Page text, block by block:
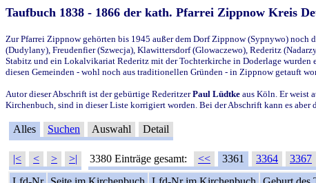
Taufbuch 1838 - 1866 der kath. Pfarrei Zippnow Kreis
Zur Pfarrei Zippnow gehörten bis 1945 außer dem Dorf Zippnow (Sypnywo)
(Dudylany), Freudenfier (Szwecja), Klawittersdorf (Glowaczewo), Rederitz
Stabitz und ein Lokalvikariat Rederitz mit der Tochterkirche in Doderlage wurden
diesen Gemeinden - wohl noch aus traditionellen Gründen - in Zippnow getauft
Autor dieser Abschrift ist der gebürtige RederitzerPaul Lüdtke aus Köln. Er weist
Kirchenbuch, sind in dieser Liste korrigiert worden. Bei der Abschrift kann es
Alles Suchen Auswahl Detail
|< < > >| 3380 Einträge gesamt: << 3361 3364 3367